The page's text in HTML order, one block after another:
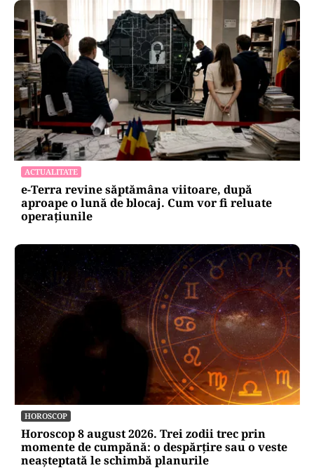
ACTUALITATE
e-Terra revine săptămâna viitoare, după
aproape o lună de blocaj. Cum vor fi reluate
operațiunile
HOROSCOP
Horoscop 8 august 2026. Trei zodii trec prin
momente de cumpănă: o despărțire sau o veste
neașteptată le schimbă planurile